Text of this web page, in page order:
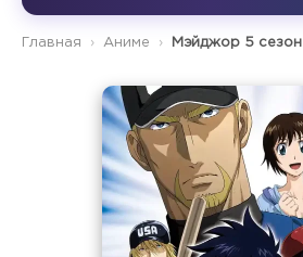
Главная Аниме Мэйджор 5 сезон